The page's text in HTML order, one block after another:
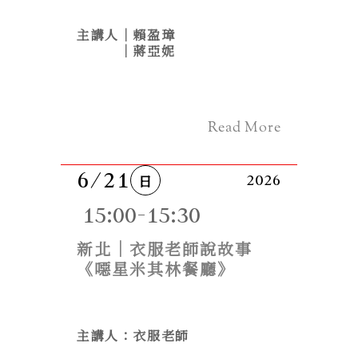
主講人｜賴盈璋
｜蔣亞妮
Read More
6/21 日 2026
15:00-15:30
新北｜衣服老師說故事
《噁星米其林餐廳》
主講人：衣服老師